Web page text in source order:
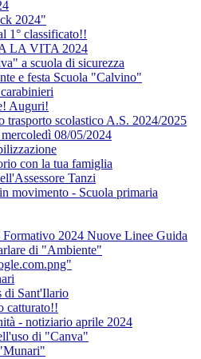
2024"
1° classificato!!
LA VITA 2024
a scuola di sicurezza
e festa Scuola "Calvino"
Auguri!
trasporto scolastico A.S. 2024/2025
08/05/2024
con la tua famiglia
Tanzi
movimento - Scuola primaria
2024 Nuove Linee Guida
di "Ambiente"
di Sant'Ilario
catturato!!
- notiziario aprile 2024
di "Canva"